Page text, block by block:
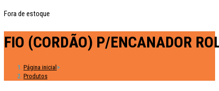
Fora de estoque
FIO (CORDÃO) P/ENCANADOR
Página inicial >
Produtos